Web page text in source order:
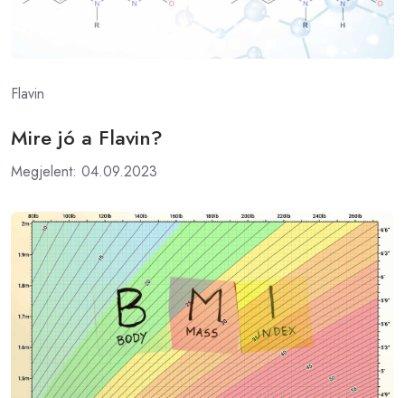
Flavin
Mire jó a Flavin?
Megjelent: 04.09.2023